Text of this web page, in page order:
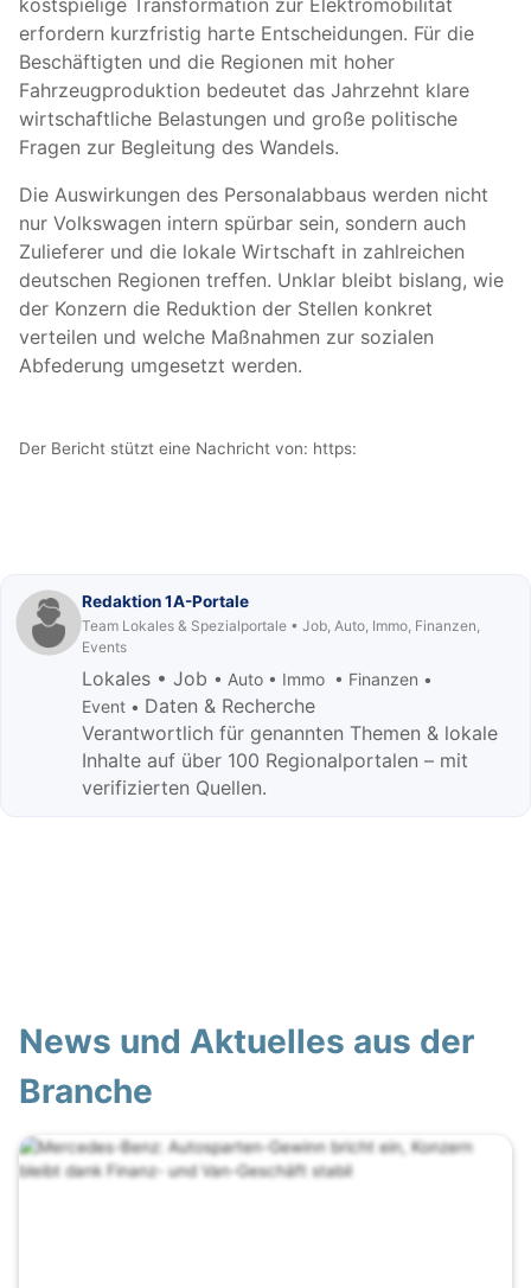
kostspielige Transformation zur Elektromobilität
erfordern kurzfristig harte Entscheidungen. Für die
Beschäftigten und die Regionen mit hoher
Fahrzeugproduktion bedeutet das Jahrzehnt klare
wirtschaftliche Belastungen und große politische
Fragen zur Begleitung des Wandels.
Die Auswirkungen des Personalabbaus werden nicht
nur Volkswagen intern spürbar sein, sondern auch
Zulieferer und die lokale Wirtschaft in zahlreichen
deutschen Regionen treffen. Unklar bleibt bislang, wie
der Konzern die Reduktion der Stellen konkret
verteilen und welche Maßnahmen zur sozialen
Abfederung umgesetzt werden.
Der Bericht stützt eine Nachricht von: https:
Redaktion 1A-Portale
Team Lokales & Spezialportale • Job, Auto, Immo, Finanzen,
Events
Lokales • Job • Auto • Immo • Finanzen •
Event • Daten & Recherche
Verantwortlich für genannten Themen & lokale
Inhalte auf über 100 Regionalportalen – mit
verifizierten Quellen.
News und Aktuelles aus der
Branche